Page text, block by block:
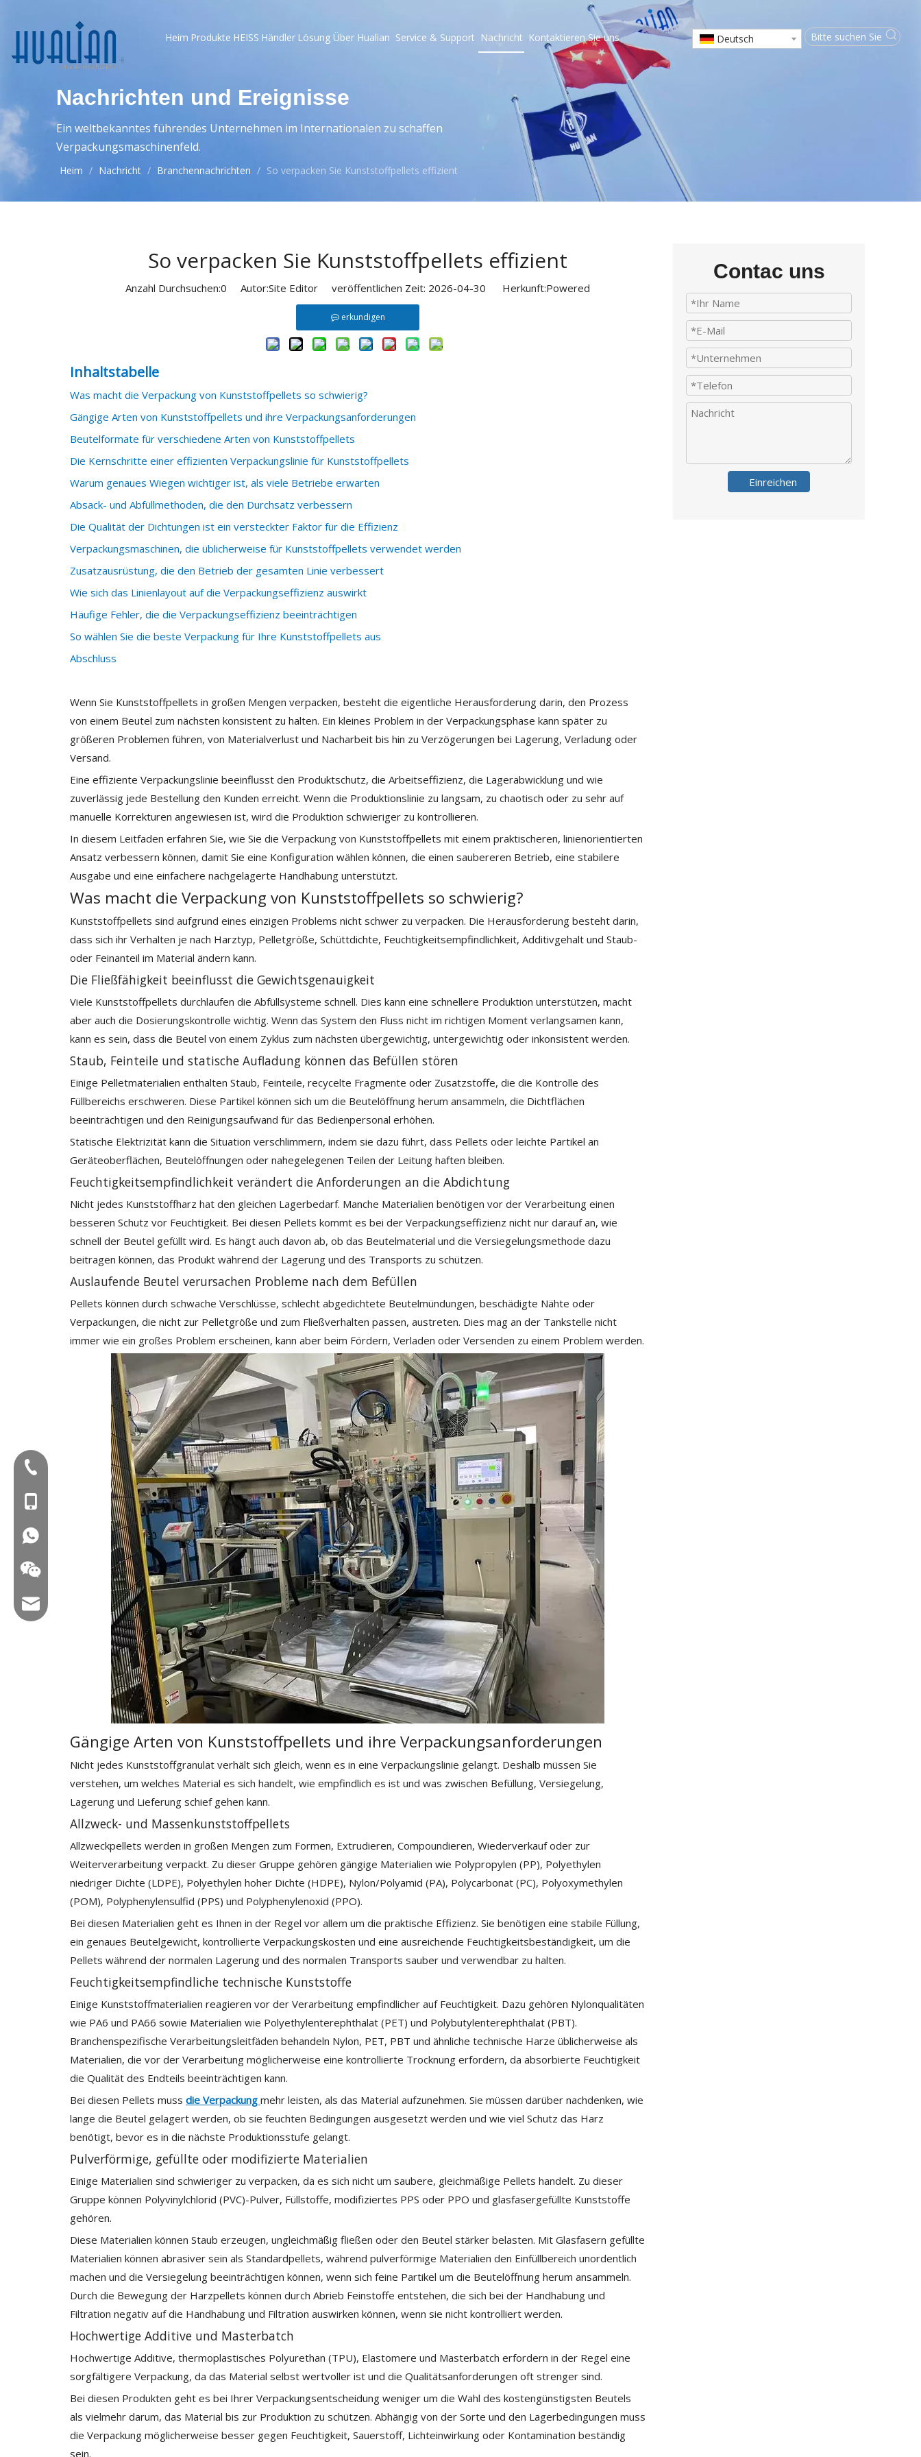
Heim Produkte HEISS Händler Lösung Über Hualian Service & Support Nachricht Kontaktieren Sie uns Deutsch
Nachrichten und Ereignisse
Ein weltbekanntes führendes Unternehmen im Internationalen zu schaffen
Verpackungsmaschinenfeld.
Heim / Nachricht / Branchennachrichten / So verpacken Sie Kunststoffpellets effizient
So verpacken Sie Kunststoffpellets effizient
Anzahl Durchsuchen:0 Autor:Site Editor veröffentlichen Zeit: 2026-04-30 Herkunft:Powered
erkundigen
Inhaltstabelle
Was macht die Verpackung von Kunststoffpellets so schwierig?
Gängige Arten von Kunststoffpellets und ihre Verpackungsanforderungen
Beutelformate für verschiedene Arten von Kunststoffpellets
Die Kernschritte einer effizienten Verpackungslinie für Kunststoffpellets
Warum genaues Wiegen wichtiger ist, als viele Betriebe erwarten
Absack- und Abfüllmethoden, die den Durchsatz verbessern
Die Qualität der Dichtungen ist ein versteckter Faktor für die Effizienz
Verpackungsmaschinen, die üblicherweise für Kunststoffpellets verwendet werden
Zusatzausrüstung, die den Betrieb der gesamten Linie verbessert
Wie sich das Linienlayout auf die Verpackungseffizienz auswirkt
Häufige Fehler, die die Verpackungseffizienz beeinträchtigen
So wählen Sie die beste Verpackung für Ihre Kunststoffpellets aus
Abschluss
Wenn Sie Kunststoffpellets in großen Mengen verpacken, besteht die eigentliche Herausforderung darin, den Prozess
von einem Beutel zum nächsten konsistent zu halten. Ein kleines Problem in der Verpackungsphase kann später zu
größeren Problemen führen, von Materialverlust und Nacharbeit bis hin zu Verzögerungen bei Lagerung, Verladung oder
Versand.
Eine effiziente Verpackungslinie beeinflusst den Produktschutz, die Arbeitseffizienz, die Lagerabwicklung und wie
zuverlässig jede Bestellung den Kunden erreicht. Wenn die Produktionslinie zu langsam, zu chaotisch oder zu sehr auf
manuelle Korrekturen angewiesen ist, wird die Produktion schwieriger zu kontrollieren.
In diesem Leitfaden erfahren Sie, wie Sie die Verpackung von Kunststoffpellets mit einem praktischeren, linienorientierten
Ansatz verbessern können, damit Sie eine Konfiguration wählen können, die einen saubereren Betrieb, eine stabilere
Ausgabe und eine einfachere nachgelagerte Handhabung unterstützt.
Was macht die Verpackung von Kunststoffpellets so schwierig?
Kunststoffpellets sind aufgrund eines einzigen Problems nicht schwer zu verpacken. Die Herausforderung besteht darin,
dass sich ihr Verhalten je nach Harztyp, Pelletgröße, Schüttdichte, Feuchtigkeitsempfindlichkeit, Additivgehalt und Staub-
oder Feinanteil im Material ändern kann.
Die Fließfähigkeit beeinflusst die Gewichtsgenauigkeit
Viele Kunststoffpellets durchlaufen die Abfüllsysteme schnell. Dies kann eine schnellere Produktion unterstützen, macht
aber auch die Dosierungskontrolle wichtig. Wenn das System den Fluss nicht im richtigen Moment verlangsamen kann,
kann es sein, dass die Beutel von einem Zyklus zum nächsten übergewichtig, untergewichtig oder inkonsistent werden.
Staub, Feinteile und statische Aufladung können das Befüllen stören
Einige Pelletmaterialien enthalten Staub, Feinteile, recycelte Fragmente oder Zusatzstoffe, die die Kontrolle des
Füllbereichs erschweren. Diese Partikel können sich um die Beutelöffnung herum ansammeln, die Dichtflächen
beeinträchtigen und den Reinigungsaufwand für das Bedienpersonal erhöhen.
Statische Elektrizität kann die Situation verschlimmern, indem sie dazu führt, dass Pellets oder leichte Partikel an
Geräteoberflächen, Beutelöffnungen oder nahegelegenen Teilen der Leitung haften bleiben.
Feuchtigkeitsempfindlichkeit verändert die Anforderungen an die Abdichtung
Nicht jedes Kunststoffharz hat den gleichen Lagerbedarf. Manche Materialien benötigen vor der Verarbeitung einen
besseren Schutz vor Feuchtigkeit. Bei diesen Pellets kommt es bei der Verpackungseffizienz nicht nur darauf an, wie
schnell der Beutel gefüllt wird. Es hängt auch davon ab, ob das Beutelmaterial und die Versiegelungsmethode dazu
beitragen können, das Produkt während der Lagerung und des Transports zu schützen.
Auslaufende Beutel verursachen Probleme nach dem Befüllen
Pellets können durch schwache Verschlüsse, schlecht abgedichtete Beutelmündungen, beschädigte Nähte oder
Verpackungen, die nicht zur Pelletgröße und zum Fließverhalten passen, austreten. Dies mag an der Tankstelle nicht
immer wie ein großes Problem erscheinen, kann aber beim Fördern, Verladen oder Versenden zu einem Problem werden.
Gängige Arten von Kunststoffpellets und ihre Verpackungsanforderungen
Nicht jedes Kunststoffgranulat verhält sich gleich, wenn es in eine Verpackungslinie gelangt. Deshalb müssen Sie
verstehen, um welches Material es sich handelt, wie empfindlich es ist und was zwischen Befüllung, Versiegelung,
Lagerung und Lieferung schief gehen kann.
Allzweck- und Massenkunststoffpellets
Allzweckpellets werden in großen Mengen zum Formen, Extrudieren, Compoundieren, Wiederverkauf oder zur
Weiterverarbeitung verpackt. Zu dieser Gruppe gehören gängige Materialien wie Polypropylen (PP), Polyethylen
niedriger Dichte (LDPE), Polyethylen hoher Dichte (HDPE), Nylon/Polyamid (PA), Polycarbonat (PC), Polyoxymethylen
(POM), Polyphenylensulfid (PPS) und Polyphenylenoxid (PPO).
Bei diesen Materialien geht es Ihnen in der Regel vor allem um die praktische Effizienz. Sie benötigen eine stabile Füllung,
ein genaues Beutelgewicht, kontrollierte Verpackungskosten und eine ausreichende Feuchtigkeitsbeständigkeit, um die
Pellets während der normalen Lagerung und des normalen Transports sauber und verwendbar zu halten.
Feuchtigkeitsempfindliche technische Kunststoffe
Einige Kunststoffmaterialien reagieren vor der Verarbeitung empfindlicher auf Feuchtigkeit. Dazu gehören Nylonqualitäten
wie PA6 und PA66 sowie Materialien wie Polyethylenterephthalat (PET) und Polybutylenterephthalat (PBT).
Branchenspezifische Verarbeitungsleitfäden behandeln Nylon, PET, PBT und ähnliche technische Harze üblicherweise als
Materialien, die vor der Verarbeitung möglicherweise eine kontrollierte Trocknung erfordern, da absorbierte Feuchtigkeit
die Qualität des Endteils beeinträchtigen kann.
Bei diesen Pellets muss die Verpackung mehr leisten, als das Material aufzunehmen. Sie müssen darüber nachdenken, wie
lange die Beutel gelagert werden, ob sie feuchten Bedingungen ausgesetzt werden und wie viel Schutz das Harz
benötigt, bevor es in die nächste Produktionsstufe gelangt.
Pulverförmige, gefüllte oder modifizierte Materialien
Einige Materialien sind schwieriger zu verpacken, da es sich nicht um saubere, gleichmäßige Pellets handelt. Zu dieser
Gruppe können Polyvinylchlorid (PVC)-Pulver, Füllstoffe, modifiziertes PPS oder PPO und glasfasergefüllte Kunststoffe
gehören.
Diese Materialien können Staub erzeugen, ungleichmäßig fließen oder den Beutel stärker belasten. Mit Glasfasern gefüllte
Materialien können abrasiver sein als Standardpellets, während pulverförmige Materialien den Einfüllbereich unordentlich
machen und die Versiegelung beeinträchtigen können, wenn sich feine Partikel um die Beutelöffnung herum ansammeln.
Durch die Bewegung der Harzpellets können durch Abrieb Feinstoffe entstehen, die sich bei der Handhabung und
Filtration negativ auf die Handhabung und Filtration auswirken können, wenn sie nicht kontrolliert werden.
Hochwertige Additive und Masterbatch
Hochwertige Additive, thermoplastisches Polyurethan (TPU), Elastomere und Masterbatch erfordern in der Regel eine
sorgfältigere Verpackung, da das Material selbst wertvoller ist und die Qualitätsanforderungen oft strenger sind.
Bei diesen Produkten geht es bei Ihrer Verpackungsentscheidung weniger um die Wahl des kostengünstigsten Beutels
als vielmehr darum, das Material bis zur Produktion zu schützen. Abhängig von der Sorte und den Lagerbedingungen muss
die Verpackung möglicherweise besser gegen Feuchtigkeit, Sauerstoff, Lichteinwirkung oder Kontamination beständig
sein.
Contac uns
Einreichen
Tel:+86-577-88627766
Mob: +86-18858715170
WA: 0086 18858715170
E -Mail: hl@hualian.biz